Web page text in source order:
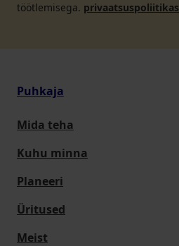
töötlemisega. privaatsuspoliitikas
Puhkaja
Mida teha
Kuhu minna
Planeeri
Üritused
Meist